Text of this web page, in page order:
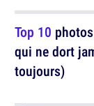
Top 10
qui ne dort
toujours)